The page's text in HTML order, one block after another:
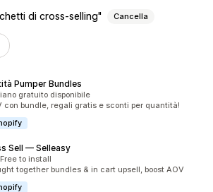
di cross-selling Cancella
Pumper Bundles
totaligratuito disponibile
con bundle, regali gratis e sconti per quantità!
Sell — Selleasy
totali
Free to install
together bundles & in cart upsell, boost AOV